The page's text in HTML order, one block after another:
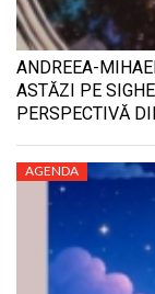
ANDREEA-
ASTĂZI PE
PERSPECTIVĂ
AGENDA